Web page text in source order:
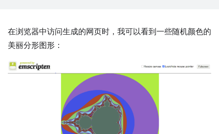
在浏览器中访问生成的网页时，我可以看到一些随机颜色的
美丽分形图形：